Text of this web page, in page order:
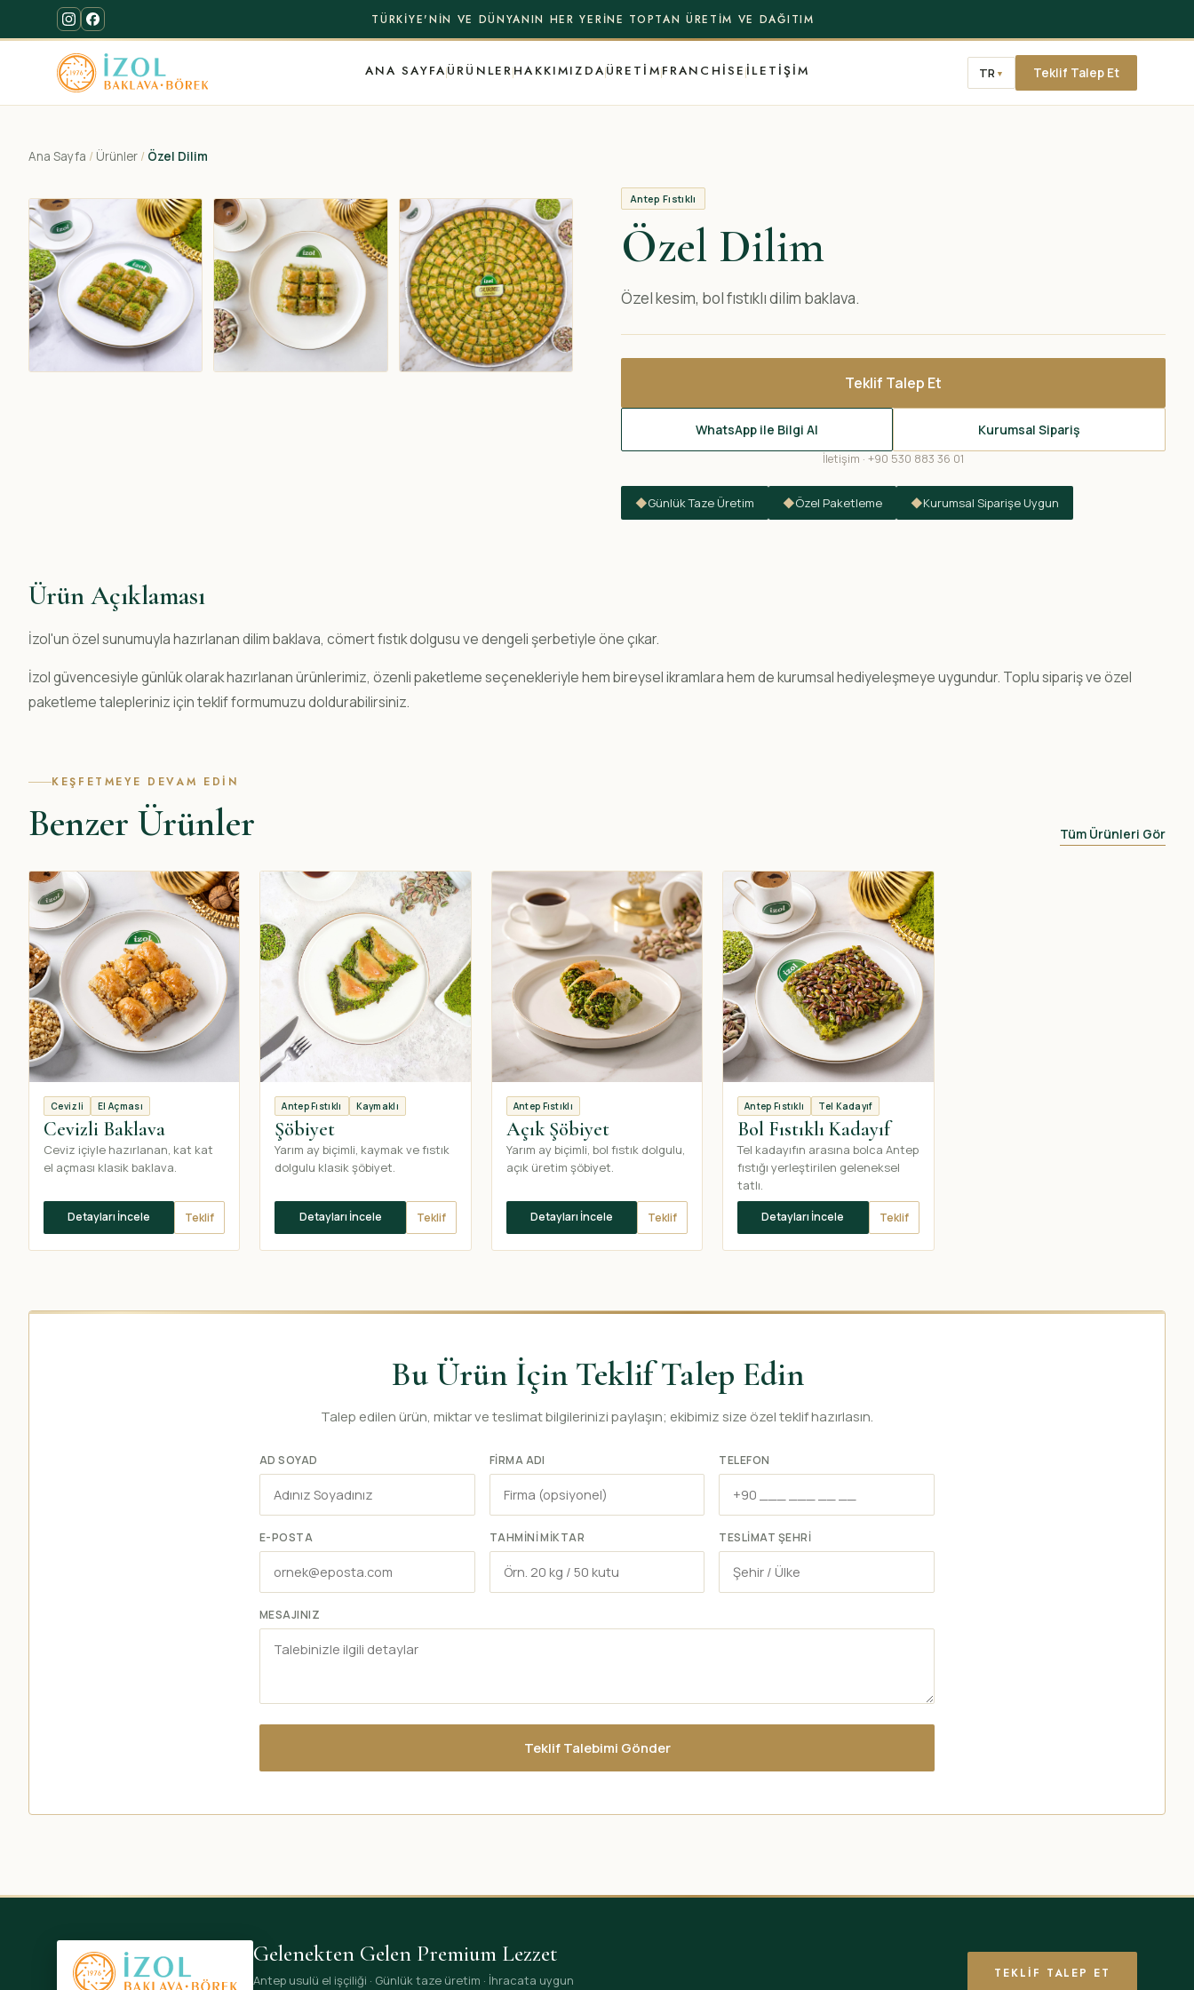
TÜRKIYE'NIN VE DÜNYANIN HER YERINE TOPTAN ÜRETIM VE DAĞITIM
ANA SAYFAÜRÜNLERHAKKIMIZDAÜRETIMFRANCHISEİLETIŞIM TR ▼ Teklif Talep Et
Ana Sayfa / Ürünler / Özel Dilim
Antep Fıstıklı
Özel Dilim
Özel kesim, bol fıstıklı dilim baklava.
Teklif Talep Et
WhatsApp ile Bilgi Al Kurumsal Sipariş
İletişim · +90 530 883 36 01
◆Günlük Taze Üretim ◆Özel Paketleme ◆Kurumsal Siparişe Uygun
Ürün Açıklaması
İzol'un özel sunumuyla hazırlanan dilim baklava, cömert fıstık dolgusu ve dengeli şerbetiyle öne çıkar.
İzol güvencesiyle günlük olarak hazırlanan ürünlerimiz, özenli paketleme seçenekleriyle hem bireysel ikramlara hem de kurumsal hediyeleşmeye uygundur. Toplu sipariş ve özel
paketleme talepleriniz için teklif formumuzu doldurabilirsiniz.
KEŞFETMEYE DEVAM EDIN
Benzer Ürünler Tüm Ürünleri Gör
Cevizli El Açması
Cevizli Baklava
Ceviz içiyle hazırlanan, kat kat
el açması klasik baklava.
Detayları İncele Teklif
Antep Fıstıklı Kaymaklı
Şöbiyet
Yarım ay biçimli, kaymak ve fıstık
dolgulu klasik şöbiyet.
Detayları İncele Teklif
Antep Fıstıklı
Açık Şöbiyet
Yarım ay biçimli, bol fıstık dolgulu,
açık üretim şöbiyet.
Detayları İncele Teklif
Antep Fıstıklı Tel Kadayıf
Bol Fıstıklı Kadayıf
Tel kadayıfın arasına bolca Antep
fıstığı yerleştirilen geleneksel
tatlı.
Detayları İncele Teklif
Bu Ürün İçin Teklif Talep Edin
Talep edilen ürün, miktar ve teslimat bilgilerinizi paylaşın; ekibimiz size özel teklif hazırlasın.
AD SOYAD FIRMA ADI TELEFON
E-POSTA TAHMINI MIKTAR TESLIMAT ŞEHRI
MESAJINIZ
Teklif Talebimi Gönder
Gelenekten Gelen Premium Lezzet
Antep usulü el işçiliği · Günlük taze üretim · İhracata uygun
TEKLIF TALEP ET